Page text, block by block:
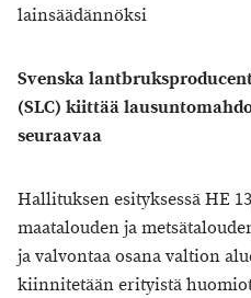
lainsäädännöksi
Svenska
(SLC) kiittää
seuraavaa
Hallituksen esityksessä HE
maatalouden ja
ja valvontaa osana valtion
kiinnitetään erityistä